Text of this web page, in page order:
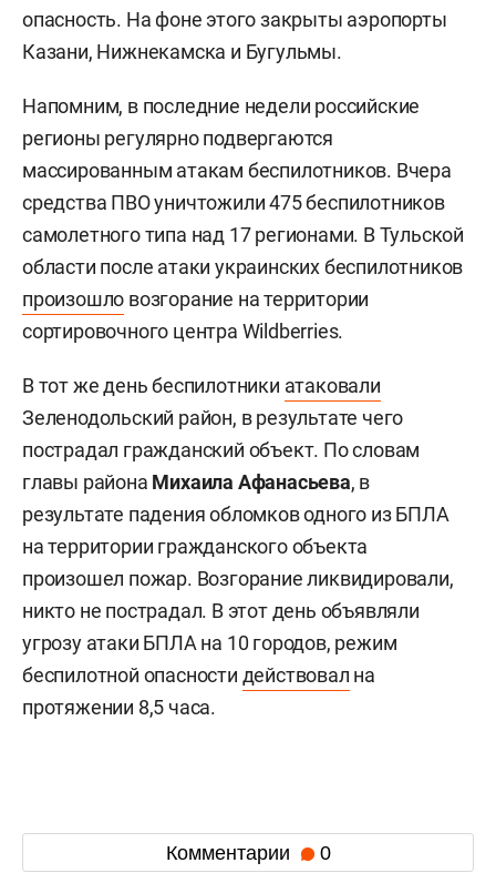
опасность. На фоне этого закрыты аэропорты
Казани, Нижнекамска и Бугульмы.
Напомним, в последние недели российские
регионы регулярно подвергаются
массированным атакам беспилотников. Вчера
средства ПВО уничтожили 475 беспилотников
самолетного типа над 17 регионами. В Тульской
области после атаки украинских беспилотников
произошло возгорание на территории
сортировочного центра Wildberries.
В тот же день беспилотники атаковали
Зеленодольский район, в результате чего
пострадал гражданский объект. По словам
главы района Михаила Афанасьева, в
результате падения обломков одного из БПЛА
на территории гражданского объекта
произошел пожар. Возгорание ликвидировали,
никто не пострадал. В этот день объявляли
угрозу атаки БПЛА на 10 городов, режим
беспилотной опасности действовал на
протяжении 8,5 часа.
Комментарии 0